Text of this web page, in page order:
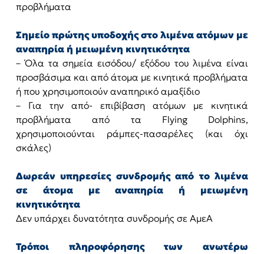
προβλήματα
Σημείο πρώτης υποδοχής στο λιμένα ατόμων με
αναπηρία ή μειωμένη κινητικότητα
– Όλα τα σημεία εισόδου/ εξόδου του λιμένα είναι
προσβάσιμα και από άτομα με κινητικά προβλήματα
ή που χρησιμοποιούν αναπηρικό αμαξίδιο
– Για την από- επιβίβαση ατόμων με κινητικά
προβλήματα από τα Flying Dolphins,
χρησιμοποιούνται ράμπες-πασαρέλες (και όχι
σκάλες)
Δωρεάν υπηρεσίες συνδρομής από το λιμένα
σε άτομα με αναπηρία ή μειωμένη
κινητικότητα
Δεν υπάρχει δυνατότητα συνδρομής σε ΑμεΑ
Τρόποι πληροφόρησης των ανωτέρω